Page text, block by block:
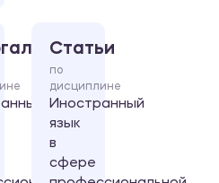
Статьи
по
дисциплине
Иностранный
язык
в
сфере